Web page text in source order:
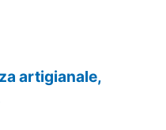
artigianale,